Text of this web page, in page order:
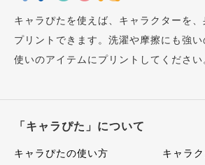
キャラぴたを使えば、キャラクターを
プリントできます。洗濯や摩擦にも強
使いのアイテムにプリントしてください
「キャラぴた」について
キャラぴたの使い方 キャラ